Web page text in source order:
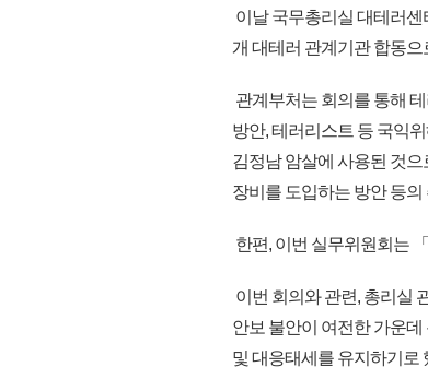
이날 국무총리실 대테러센
개 대테러 관계기관 합동으
관계부처는 회의를 통해
방안, 테러리스트 등 국익
김정남 암살에 사용된 것으
장비를 도입하는 방안 등
한편, 이번 실무위원회는
이번 회의와 관련, 총리실
안보 불안이 여전한 가운
및 대응태세를 유지하기로